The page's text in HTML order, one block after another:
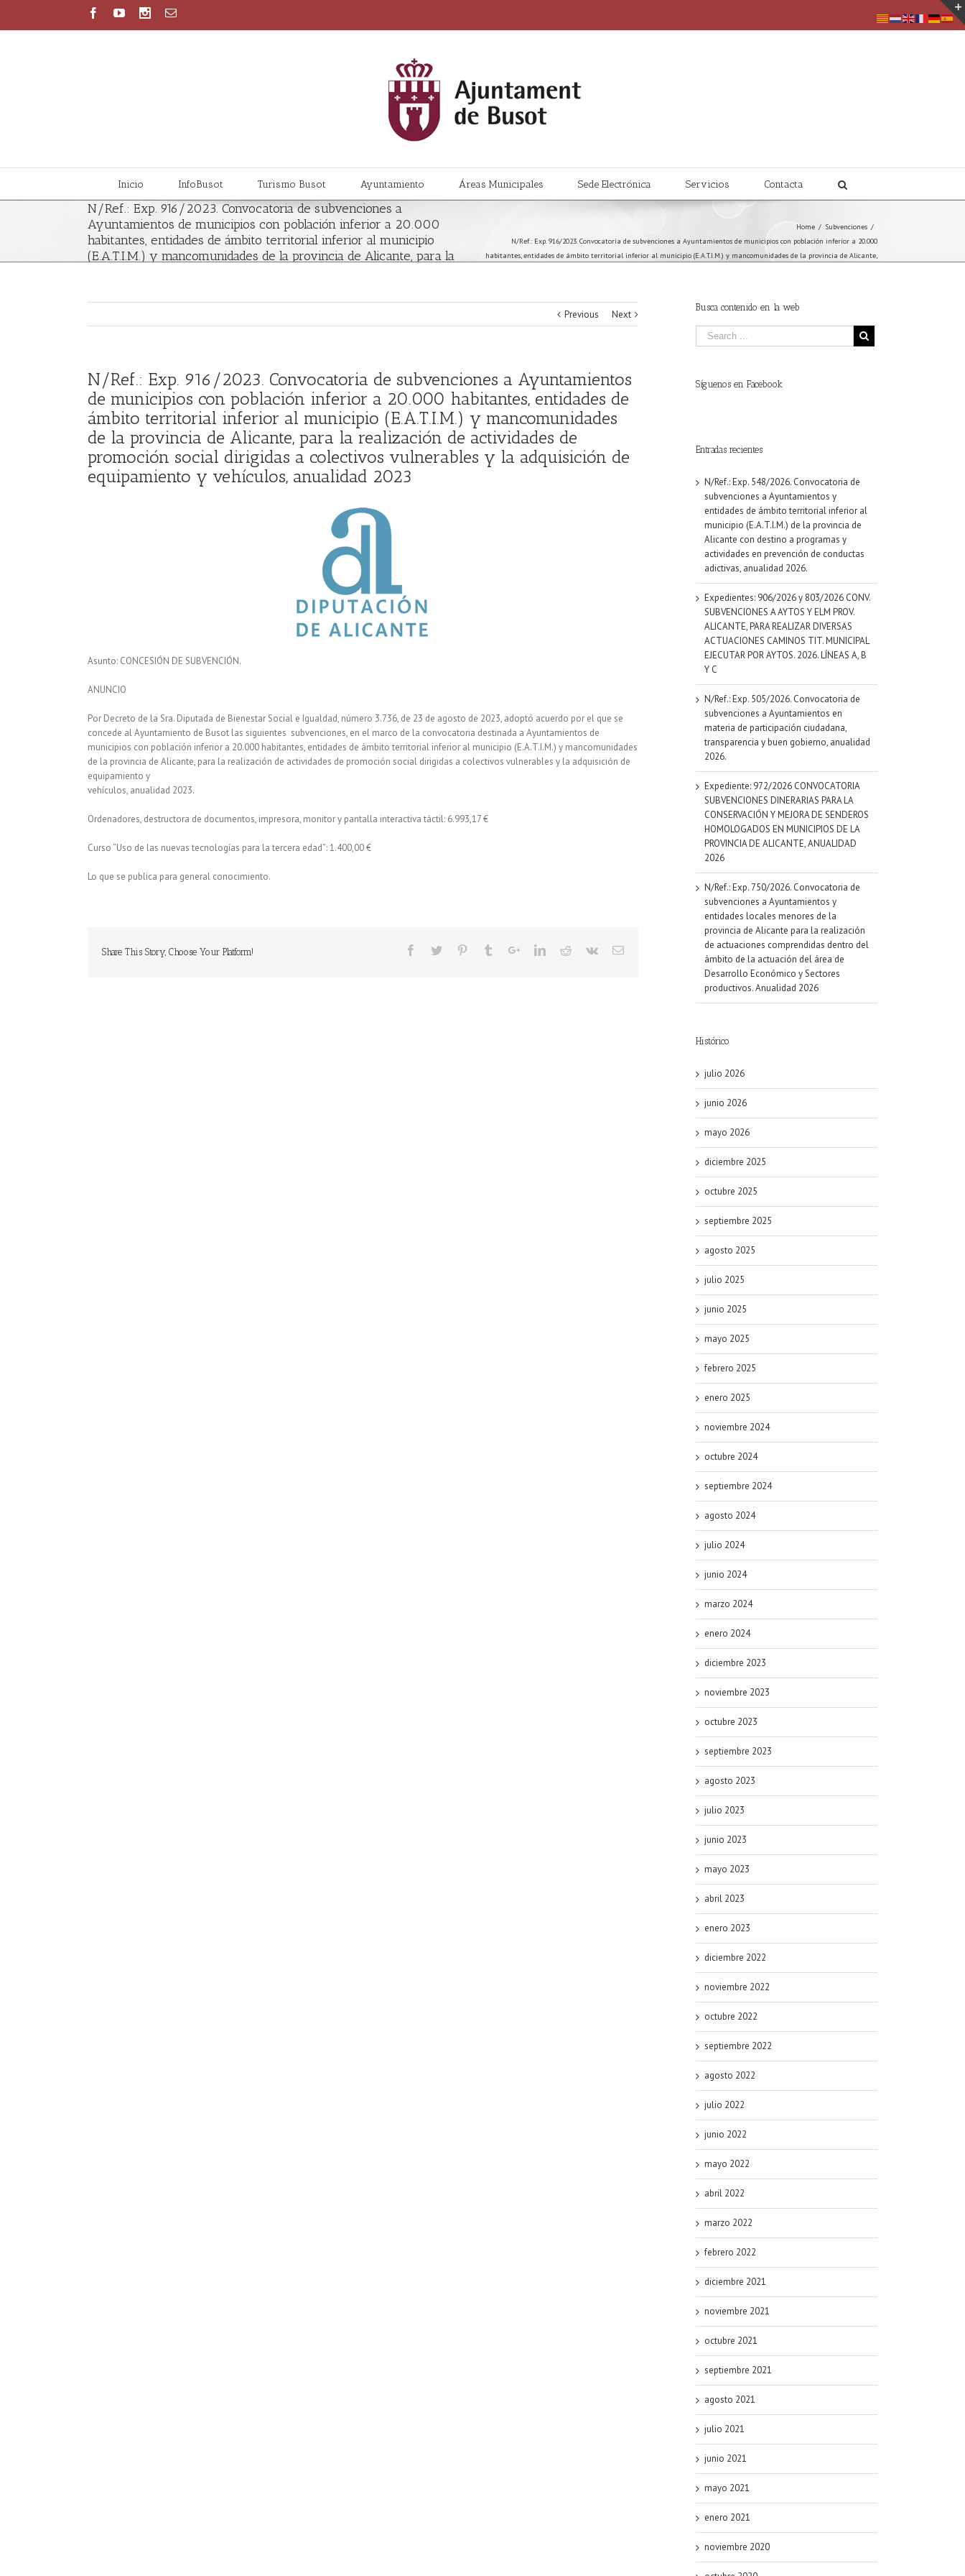
Inicio InfoBusot Turismo Busot Ayuntamiento Áreas Municipales Sede Electrónica Servicios Contacta
N/Ref.: Exp. 916/2023. Convocatoria de subvenciones a
Ayuntamientos de municipios con población inferior a 20.000
habitantes, entidades de ámbito territorial inferior al municipio
(E.A.T.I.M.) y mancomunidades de la provincia de Alicante, para la
2023
Home / Subvenciones /
N/Ref.: Exp. 916/2023. Convocatoria de subvenciones a Ayuntamientos de municipios con población inferior a 20.000
habitantes, entidades de ámbito territorial inferior al municipio (E.A.T.I.M.) y mancomunidades de la provincia de Alicante,
Previous Next
N/Ref.: Exp. 916/2023. Convocatoria de subvenciones a Ayuntamientos
de municipios con población inferior a 20.000 habitantes, entidades de
ámbito territorial inferior al municipio (E.A.T.I.M.) y mancomunidades
de la provincia de Alicante, para la realización de actividades de
promoción social dirigidas a colectivos vulnerables y la adquisición de
equipamiento y vehículos, anualidad 2023
Asunto: CONCESIÓN DE SUBVENCIÓN.
ANUNCIO
Por Decreto de la Sra. Diputada de Bienestar Social e Igualdad, número 3.736, de 23 de agosto de 2023, adoptó acuerdo por el que se
concede al Ayuntamiento de Busot las siguientes subvenciones, en el marco de la convocatoria destinada a Ayuntamientos de
municipios con población inferior a 20.000 habitantes, entidades de ámbito territorial inferior al municipio (E.A.T.I.M.) y mancomunidades
de la provincia de Alicante, para la realización de actividades de promoción social dirigidas a colectivos vulnerables y la adquisición de
equipamiento y
vehículos, anualidad 2023.
Ordenadores, destructora de documentos, impresora, monitor y pantalla interactiva táctil: 6.993,17 €
Curso “Uso de las nuevas tecnologías para la tercera edad”: 1.400,00 €
Lo que se publica para general conocimiento.
Share This Story, Choose Your Platform!
Busca contenido en la web
Síguenos en Facebook
Entradas recientes
N/Ref.: Exp. 548/2026. Convocatoria de
subvenciones a Ayuntamientos y
entidades de ámbito territorial inferior al
municipio (E.A.T.I.M.) de la provincia de
Alicante con destino a programas y
actividades en prevención de conductas
adictivas, anualidad 2026.
Expedientes: 906/2026 y 803/2026 CONV.
SUBVENCIONES A AYTOS Y ELM PROV.
ALICANTE, PARA REALIZAR DIVERSAS
ACTUACIONES CAMINOS TIT. MUNICIPAL
EJECUTAR POR AYTOS. 2026. LÍNEAS A, B
Y C
N/Ref.: Exp. 505/2026. Convocatoria de
subvenciones a Ayuntamientos en
materia de participación ciudadana,
transparencia y buen gobierno, anualidad
2026.
Expediente: 972/2026 CONVOCATORIA
SUBVENCIONES DINERARIAS PARA LA
CONSERVACIÓN Y MEJORA DE SENDEROS
HOMOLOGADOS EN MUNICIPIOS DE LA
PROVINCIA DE ALICANTE, ANUALIDAD
2026
N/Ref.: Exp. 750/2026. Convocatoria de
subvenciones a Ayuntamientos y
entidades locales menores de la
provincia de Alicante para la realización
de actuaciones comprendidas dentro del
ámbito de la actuación del área de
Desarrollo Económico y Sectores
productivos. Anualidad 2026
Histórico
julio 2026
junio 2026
mayo 2026
diciembre 2025
octubre 2025
septiembre 2025
agosto 2025
julio 2025
junio 2025
mayo 2025
febrero 2025
enero 2025
noviembre 2024
octubre 2024
septiembre 2024
agosto 2024
julio 2024
junio 2024
marzo 2024
enero 2024
diciembre 2023
noviembre 2023
octubre 2023
septiembre 2023
agosto 2023
julio 2023
junio 2023
mayo 2023
abril 2023
enero 2023
diciembre 2022
noviembre 2022
octubre 2022
septiembre 2022
agosto 2022
julio 2022
junio 2022
mayo 2022
abril 2022
marzo 2022
febrero 2022
diciembre 2021
noviembre 2021
octubre 2021
septiembre 2021
agosto 2021
julio 2021
junio 2021
mayo 2021
enero 2021
noviembre 2020